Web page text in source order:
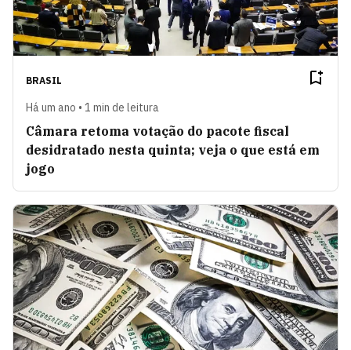
BRASIL
Há um ano • 1 min de leitura
Câmara retoma votação do pacote fiscal
desidratado nesta quinta; veja o que está em
jogo